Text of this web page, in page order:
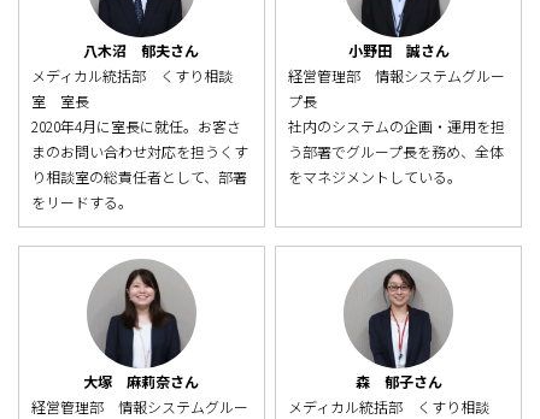
八木沼 郁夫さん
メディカル統括部 くすり相談
室 室長
2020年4月に室長に就任。お客さ
まのお問い合わせ対応を担うくす
り相談室の総責任者として、部署
をリードする。
小野田 誠さん
経営管理部 情報システムグルー
プ長
社内のシステムの企画・運用を担
う部署でグループ長を務め、全体
をマネジメントしている。
大塚 麻莉奈さん
経営管理部 情報システムグルー
森 郁子さん
メディカル統括部 くすり相談